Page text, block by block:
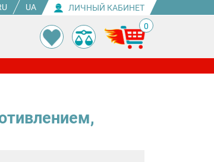
UA ЛИЧНЫЙ КАБИНЕТ
0